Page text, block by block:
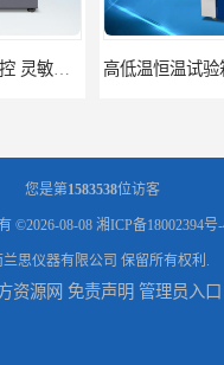
高低温恒温试验箱 彩屏操作 移动和放置方便
您是第1583538位访客
©2026-08-08 湘ICP备18002394号
兰思仪器有限公司 保留所有权利.
资源网 免责声明 管理员入口